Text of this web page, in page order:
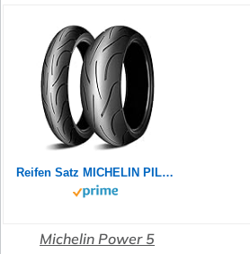
Reifen Satz MICHELIN PILOT POWER 2CT 180/55 ZR17 73W + 120/70 ZR17 58W Motorradreifen Set
Michelin Power 5